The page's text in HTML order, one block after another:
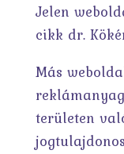
Jelen
cikk dr.
Más
területen